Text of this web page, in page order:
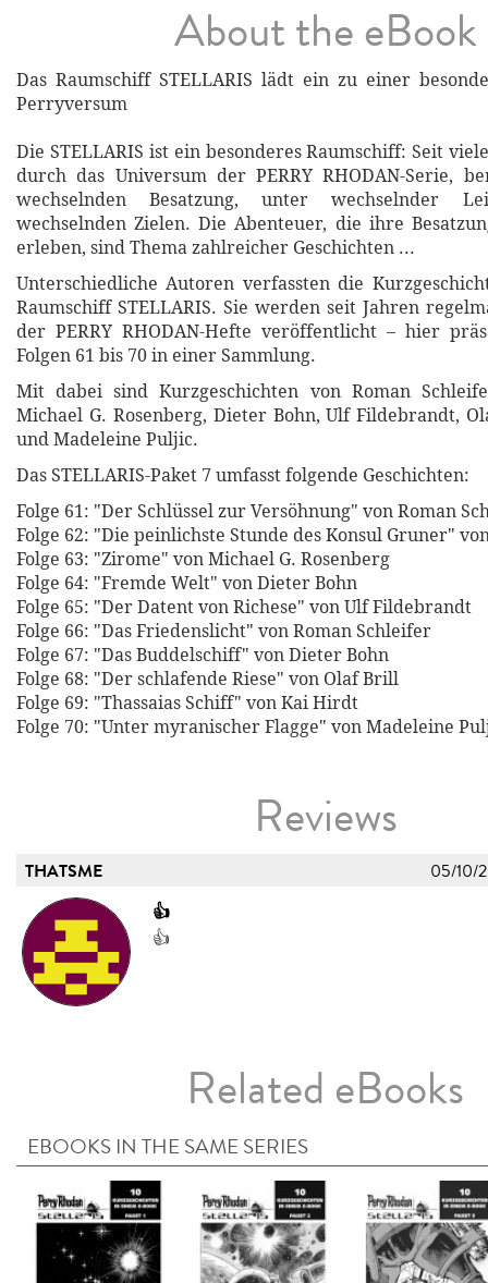
About the eBook
Das Raumschiff STELLARIS lädt ein zu einer
Perryversum
Die STELLARIS ist ein besonderes Raumschiff: Seit
durch das Universum der PERRY RHODAN-Serie,
wechselnden Besatzung, unter wechselnder
wechselnden Zielen. Die Abenteuer, die ihre
erleben, sind Thema zahlreicher Geschichten ...
Unterschiedliche Autoren verfassten die
Raumschiff STELLARIS. Sie werden seit Jahren
der PERRY RHODAN-Hefte veröffentlicht – hier
Folgen 61 bis 70 in einer Sammlung.
Mit dabei sind Kurzgeschichten von Roman
Michael G. Rosenberg, Dieter Bohn, Ulf Fildebrandt,
und Madeleine Puljic.
Das STELLARIS-Paket 7 umfasst folgende Geschichten:
Folge 61: "Der Schlüssel zur Versöhnung" von Roman
Folge 62: "Die peinlichste Stunde des Konsul Gruner"
Folge 63: "Zirome" von Michael G. Rosenberg
Folge 64: "Fremde Welt" von Dieter Bohn
Folge 65: "Der Datent von Richese" von Ulf Fildebrandt
Folge 66: "Das Friedenslicht" von Roman Schleifer
Folge 67: "Das Buddelschiff" von Dieter Bohn
Folge 68: "Der schlafende Riese" von Olaf Brill
Folge 69: "Thassaias Schiff" von Kai Hirdt
Folge 70: "Unter myranischer Flagge" von Madeleine
Reviews
THATSME 05/10/
👍
👍
Related eBooks
EBOOKS IN THE SAME SERIES